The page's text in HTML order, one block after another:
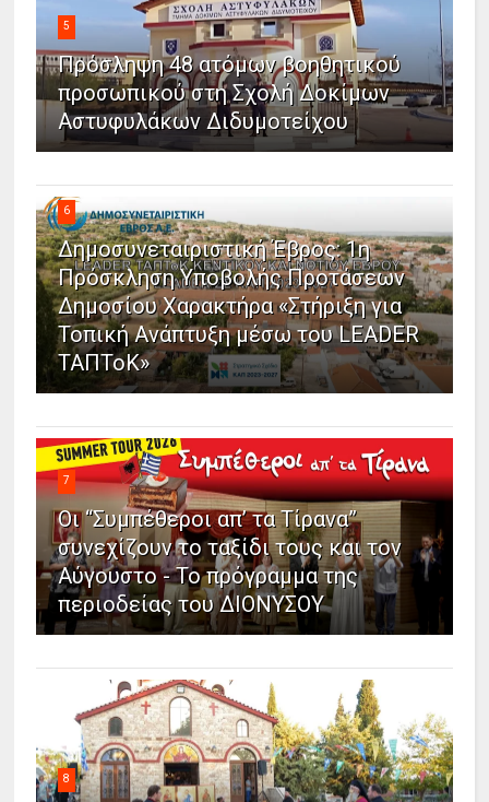
5
Πρόσληψη 48 ατόμων βοηθητικού
προσωπικού στη Σχολή Δοκίμων
Αστυφυλάκων Διδυμοτείχου
6
Δημοσυνεταιριστική Έβρος: 1η
Πρόσκληση Υποβολής Προτάσεων
Δημοσίου Χαρακτήρα «Στήριξη για
Τοπική Ανάπτυξη μέσω του LEADER
ΤΑΠΤοΚ»
7
Οι “Συμπέθεροι απ’ τα Τίρανα”
συνεχίζουν το ταξίδι τους και τον
Αύγουστο - Το πρόγραμμα της
περιοδείας του ΔΙΟΝΥΣΟΥ
8